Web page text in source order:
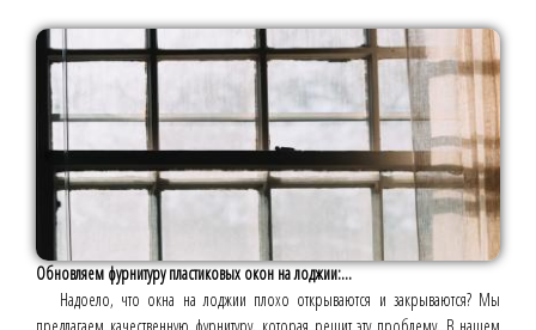
Обновляем фурнитуру пластиковых окон на лоджии:...
Надоело, что окна на лоджии плохо открываются и закрываются? Мы